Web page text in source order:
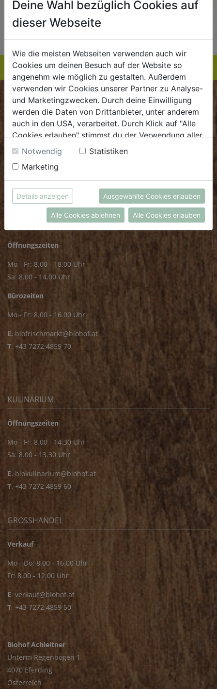
EINKAUFSLISTE
BIOKISTE
Kundenservice
Fr: 8.00 - 15.00 Uhr
dieBiokiste@biohof.at
.+43 7272 2597
FRISCHMARKT
Öffnungszeiten
Mo - Fr: 8.00 - 18.00 Uhr
Sa: 8.00 - 14.00 Uhr
Bürozeiten
Mo - Fr: 8.00 - 16.00 Uhr
E. biofrischmarkt@biohof.at
T. +43 7272 4859 70
KULINARIUM
Öffnungszeiten
Mo - Fr: 8.00 - 14.30 Uhr
Sa: 8.00 - 13.30 Uhr
E. biokulinarium@biohof.at
T. +43 7272 4859 60
GROSSHANDEL
Verkauf
Mo - Do: 8.00 - 16.00 Uhr
Fr: 8.00 - 12.00 Uhr
E. verkauf@biohof.at
T. +43 7272 4859 50
Biohof Achleitner
Unterm Regenbogen 1
4070 Eferding
Österreich
Deine Wahl bezüglich Cookies auf
dieser Webseite
Wie die meisten Webseiten verwenden auch wir
Cookies um deinen Besuch auf der Website so
angenehm wie möglich zu gestalten. Außerdem
verwenden wir Cookies unserer Partner zu Analyse-
und Marketingzwecken. Durch deine Einwilligung
werden die Daten von Drittanbieter, unter anderem
auch in den USA, verarbeitet. Durch Klick auf "Alle
Cookies erlauben" stimmst du der Verwendung aller
Cookies zu. Unter "Details anzeigen" findest du alle
Infos zu den unterschiedlichen Cookies, du kannst
auch entscheiden, welche Cookies du erlauben
möchtest.
Weitere Informationen findest du in unserer
Datenschutzerklärung
bzw. imImpressum
Notwendig
Statistiken
Marketing
Details anzeigen Ausgewählte Cookies erlauben
Alle Cookies ablehnen Alle Cookies erlauben